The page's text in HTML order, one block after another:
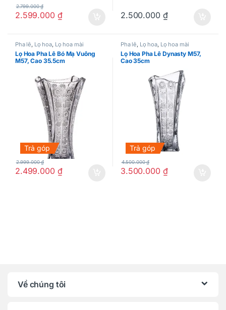
2.599.000 ₫
2.799.000₫
2.500.000 ₫
Pha lê, Lọ hoa, Lọ hoa mài
Lọ Hoa Pha Lê Bó Mạ Vuông
M57, Cao 35.5cm
Trả góp
2.499.000 ₫
2.999.000₫
Pha lê, Lọ hoa, Lọ hoa mài
Lọ Hoa Pha Lê Dynasty M57,
Cao 35cm
Trả góp
3.500.000 ₫
4.500.000₫
Về chúng tôi